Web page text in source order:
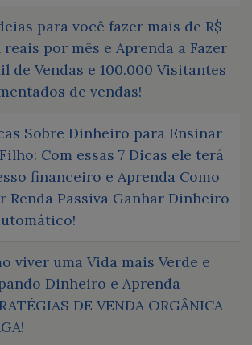
para você fazer mais de R$
por mês e Aprenda a Fazer
de Vendas e 100.000 Visitantes
de vendas!
Sobre Dinheiro para Ensinar
Com essas 7 Dicas ele terá
financeiro e Aprenda Como
Renda Passiva Ganhar Dinheiro
viver uma Vida mais Verde e
Dinheiro e Aprenda
DE VENDA ORGÂNICA